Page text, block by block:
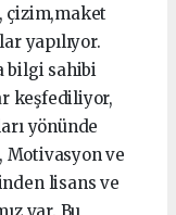
çizim,maket
yapılıyor.
bilgi sahibi
keşfediliyor,
yönünde
Motivasyon ve
lisans ve